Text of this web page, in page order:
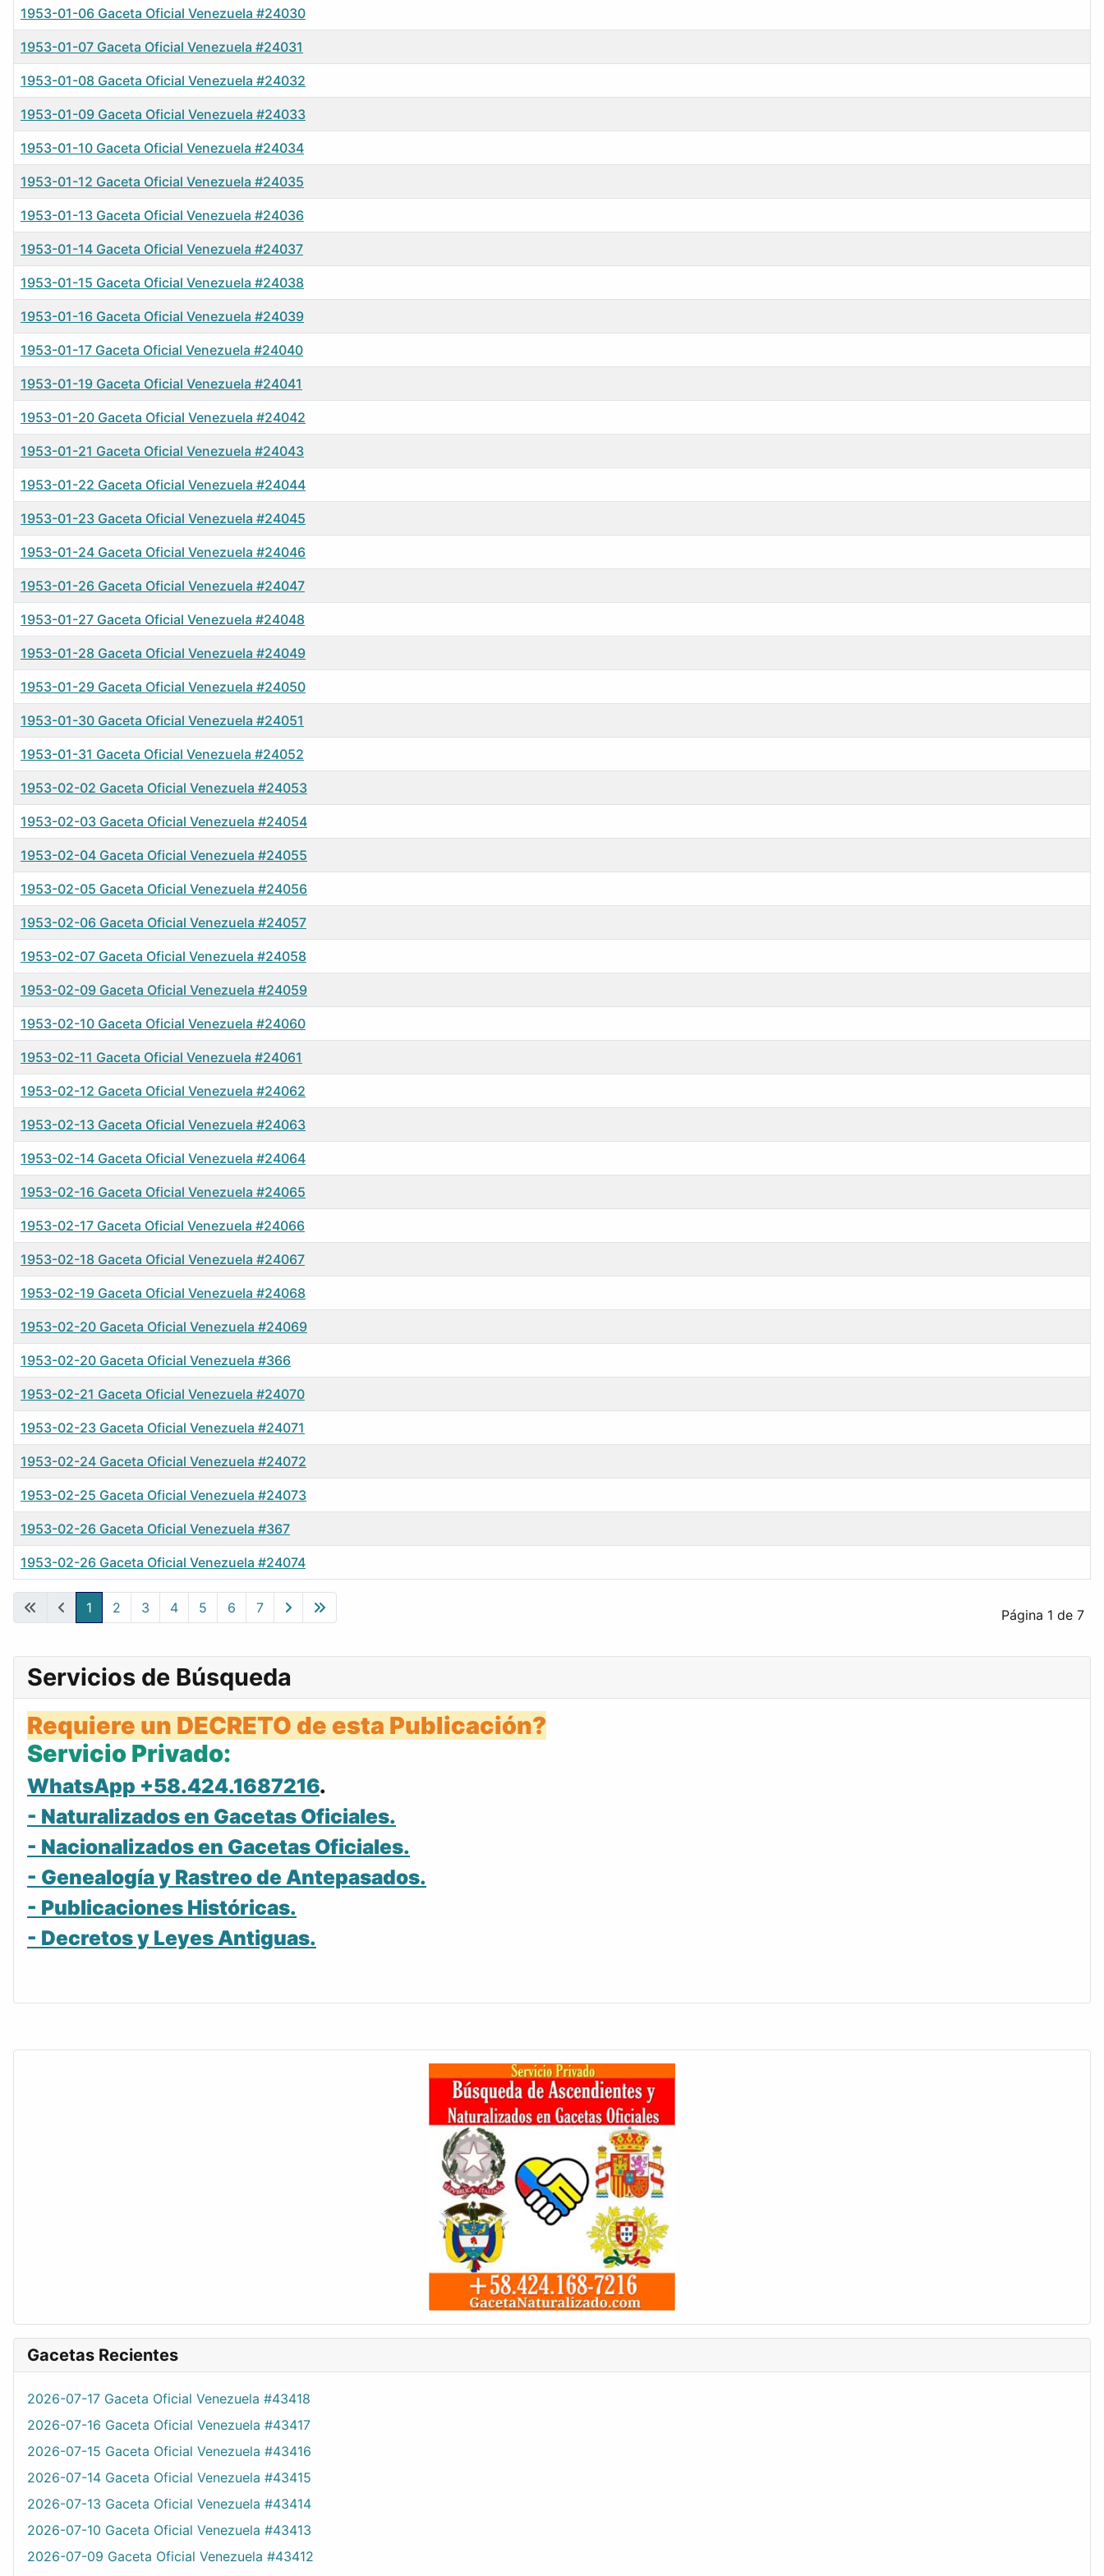
Gacetas
1953-01-06 Gaceta Oficial Venezuela #24030
1953-01-07 Gaceta Oficial Venezuela #24031
1953-01-08 Gaceta Oficial Venezuela #24032
1953-01-09 Gaceta Oficial Venezuela #24033
1953-01-10 Gaceta Oficial Venezuela #24034
1953-01-12 Gaceta Oficial Venezuela #24035
1953-01-13 Gaceta Oficial Venezuela #24036
1953-01-14 Gaceta Oficial Venezuela #24037
1953-01-15 Gaceta Oficial Venezuela #24038
1953-01-16 Gaceta Oficial Venezuela #24039
1953-01-17 Gaceta Oficial Venezuela #24040
1953-01-19 Gaceta Oficial Venezuela #24041
1953-01-20 Gaceta Oficial Venezuela #24042
1953-01-21 Gaceta Oficial Venezuela #24043
1953-01-22 Gaceta Oficial Venezuela #24044
1953-01-23 Gaceta Oficial Venezuela #24045
1953-01-24 Gaceta Oficial Venezuela #24046
1953-01-26 Gaceta Oficial Venezuela #24047
1953-01-27 Gaceta Oficial Venezuela #24048
1953-01-28 Gaceta Oficial Venezuela #24049
1953-01-29 Gaceta Oficial Venezuela #24050
1953-01-30 Gaceta Oficial Venezuela #24051
1953-01-31 Gaceta Oficial Venezuela #24052
1953-02-02 Gaceta Oficial Venezuela #24053
1953-02-03 Gaceta Oficial Venezuela #24054
1953-02-04 Gaceta Oficial Venezuela #24055
1953-02-05 Gaceta Oficial Venezuela #24056
1953-02-06 Gaceta Oficial Venezuela #24057
1953-02-07 Gaceta Oficial Venezuela #24058
1953-02-09 Gaceta Oficial Venezuela #24059
1953-02-10 Gaceta Oficial Venezuela #24060
1953-02-11 Gaceta Oficial Venezuela #24061
1953-02-12 Gaceta Oficial Venezuela #24062
1953-02-13 Gaceta Oficial Venezuela #24063
1953-02-14 Gaceta Oficial Venezuela #24064
1953-02-16 Gaceta Oficial Venezuela #24065
1953-02-17 Gaceta Oficial Venezuela #24066
1953-02-18 Gaceta Oficial Venezuela #24067
1953-02-19 Gaceta Oficial Venezuela #24068
1953-02-20 Gaceta Oficial Venezuela #24069
1953-02-20 Gaceta Oficial Venezuela #366
1953-02-21 Gaceta Oficial Venezuela #24070
1953-02-23 Gaceta Oficial Venezuela #24071
1953-02-24 Gaceta Oficial Venezuela #24072
1953-02-25 Gaceta Oficial Venezuela #24073
1953-02-26 Gaceta Oficial Venezuela #367
1953-02-26 Gaceta Oficial Venezuela #24074
Página 1 de 7
1 2 3 4 5 6 7
Servicios de Búsqueda
Requiere un DECRETO de esta Publicación?
Servicio Privado:
WhatsApp +58.424.1687216.
- Naturalizados en Gacetas Oficiales.
- Nacionalizados en Gacetas Oficiales.
- Genealogía y Rastreo de Antepasados.
- Publicaciones Históricas.
- Decretos y Leyes Antiguas.
Gacetas Recientes
2026-07-17 Gaceta Oficial Venezuela #43418
2026-07-16 Gaceta Oficial Venezuela #43417
2026-07-15 Gaceta Oficial Venezuela #43416
2026-07-14 Gaceta Oficial Venezuela #43415
2026-07-13 Gaceta Oficial Venezuela #43414
2026-07-10 Gaceta Oficial Venezuela #43413
2026-07-09 Gaceta Oficial Venezuela #43412